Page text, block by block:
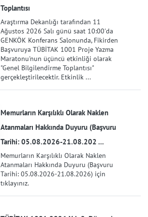
Toplantısı
Araştırma Dekanlığı tarafından 11
Ağustos 2026 Salı günü saat 10:00'da
GENKÖK Konferans Salonunda, Fikirden
Başvuruya TÜBİTAK 1001 Proje Yazma
Maratonu'nun üçüncü etkinliği olarak
"Genel Bilgilendirme Toplantısı"
gerçekleştirilecektir. Etkinlik ...
Memurların Karşılıklı Olarak Naklen
Atanmaları Hakkında Duyuru (Başvuru
Tarihi: 05.08.2026-21.08.202 ...
Memurların Karşılıklı Olarak Naklen
Atanmaları Hakkında Duyuru (Başvuru
Tarihi: 05.08.2026-21.08.2026) için
tıklayınız.